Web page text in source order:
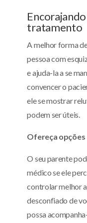
tratamento
A melhor forma
pessoa com
e ajuda-la a se
convencer o
ele se mostrar
podem ser úteis.
Ofereça opções
O seu parente
médico se ele
controlar melhor
desconfiado de
possa